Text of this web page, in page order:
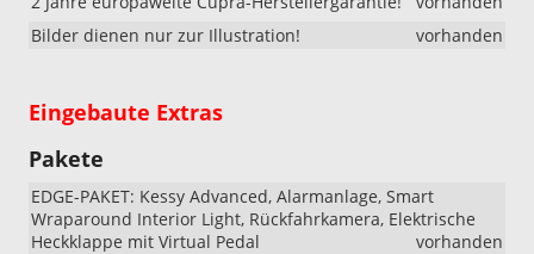
Bilder dienen nur zur Illustration!
vorhanden
Eingebaute Extras
Pakete
EDGE-PAKET: Kessy Advanced, Alarmanlage, Smart
Wraparound Interior Light, Rückfahrkamera, Elektrische
Heckklappe mit Virtual Pedal
vorhanden